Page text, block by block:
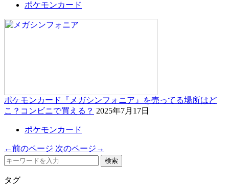
ポケモンカード
ポケモンカード『メガシンフォニア』を売ってる場所はど
こ？コンビニで買える？ 2025年7月17日
ポケモンカード
←前のページ 次のページ→
検索
タグ